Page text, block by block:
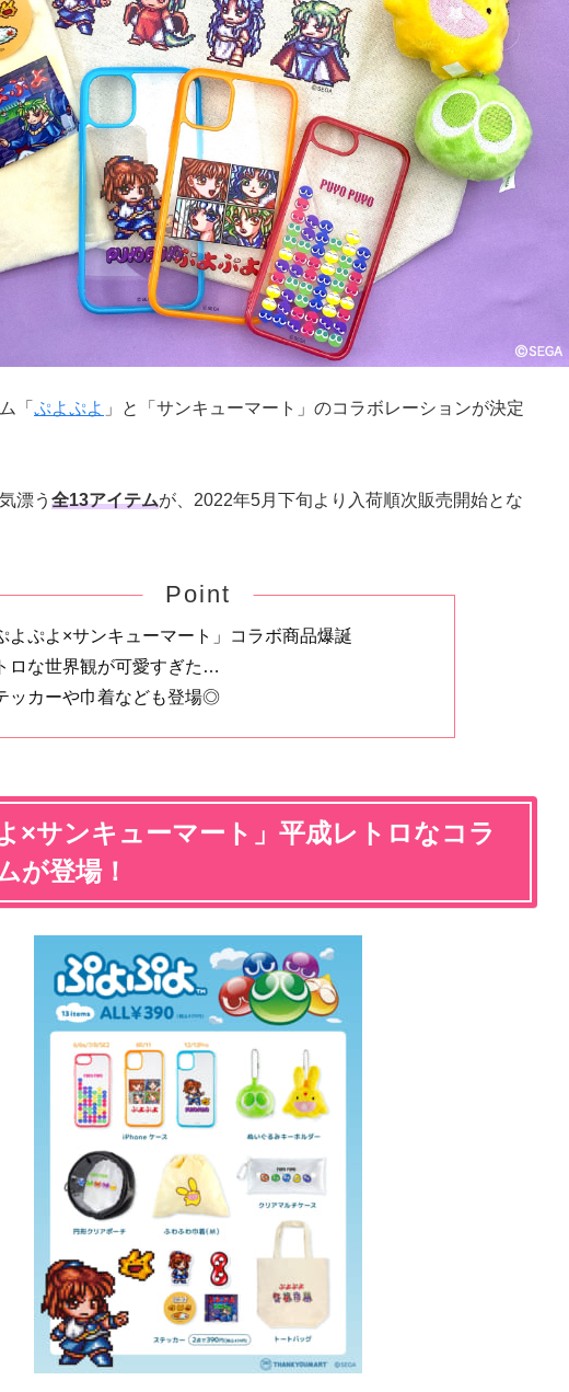
「 ぷよぷよ 」と「サンキューマート」のコラボレーションが決定
漂う 全13アイテムが、2022年5月下旬より入荷順次販売開始とな
Point
よぷよ×サンキューマート」コラボ商品爆誕
ロな世界観が可愛すぎた…
ッカーや巾着なども登場◎
×サンキューマート」平成レトロなコラ
が登場！